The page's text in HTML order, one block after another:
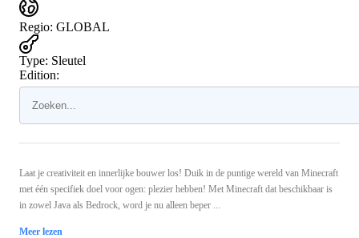
Regio: GLOBAL
Type: Sleutel
Edition:
Laat je creativiteit en innerlijke bouwer los! Duik in de puntige wereld van Minecraft
met één specifiek doel voor ogen: plezier hebben! Met Minecraft dat beschikbaar is
in zowel Java als Bedrock, word je nu alleen beper ...
Meer lezen